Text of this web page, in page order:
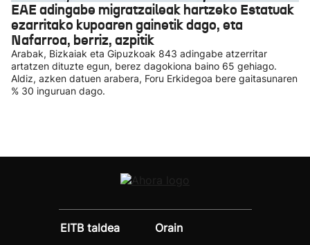
EAE adingabe migratzaileak hartzeko Estatuak
ezarritako kupoaren gainetik dago, eta
Nafarroa, berriz, azpitik
Arabak, Bizkaiak eta Gipuzkoak 843 adingabe atzerritar
artatzen dituzte egun, berez dagokiona baino 65 gehiago.
Aldiz, azken datuen arabera, Foru Erkidegoa bere gaitasunaren
% 30 inguruan dago.
EITB taldea
Orain